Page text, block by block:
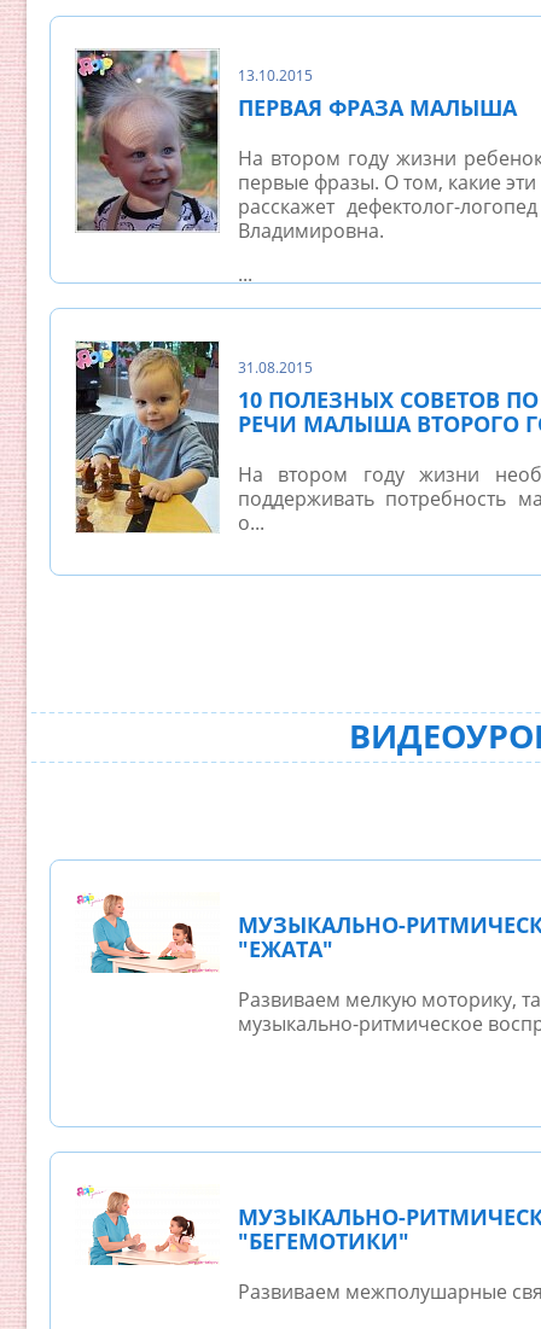
13.10.2015
ПЕРВАЯ ФРАЗА МАЛЫША
На втором году жизни
первые фразы. О том, какие
расскажет дефектолог-
Владимировна.
...
31.08.2015
10 ПОЛЕЗНЫХ СОВЕТОВ
РЕЧИ МАЛЫША ВТОРОГО
На втором году жизни
поддерживать потребность
о...
МУЗЫКАЛЬНО-
"ЕЖАТА"
Развиваем мелкую моторику,
музыкально-ритмическое
МУЗЫКАЛЬНО-
"БЕГЕМОТИКИ"
Развиваем межполушарные